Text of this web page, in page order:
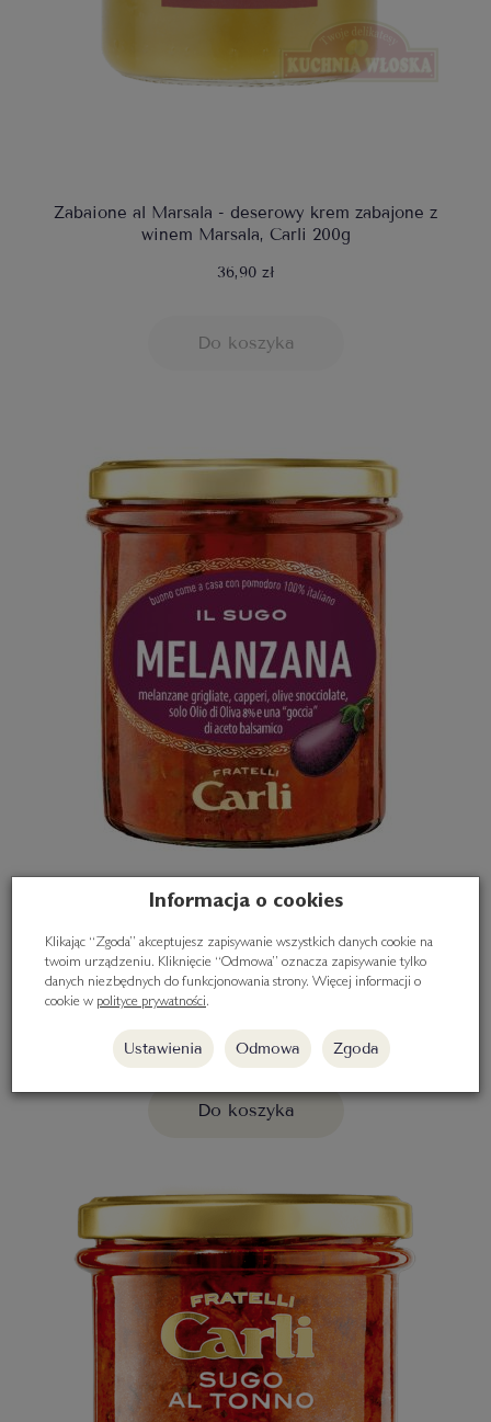
Zabaione al Marsala - deserowy krem zabajone z
winem Marsala, Carli 200g
36,90 zł
Do koszyka
Sos pomidorowy z bakłażanem, oliwkami i kaparami,
28,00 zł
Do koszyka
Informacja o cookies
Klikając “Zgoda” akceptujesz zapisywanie wszystkich danych cookie na
twoim urządzeniu. Kliknięcie “Odmowa” oznacza zapisywanie tylko
danych niezbędnych do funkcjonowania strony. Więcej informacji o
cookie w polityce prywatności.
Ustawienia Odmowa Zgoda